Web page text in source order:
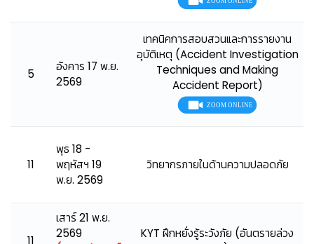
5
อังคาร 17 พ.ย.
2569
เทคนิคการสอบสวนและการรายงาน
อุบัติเหตุ (Accident Investigation
Techniques and Making
Accident Report)
11
พุธ 18 -
พฤหัสฯ 19
พ.ย. 2569
วิทยากรภายในด้านความปลอดภัย
11
เสาร์ 21 พ.ย.
2569
KYT ฝึกหยั่งรู้ระวังภัย (อันตรายล่วง